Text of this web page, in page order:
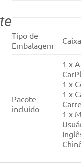
Tipo de
Embalagem
Pacote
incluído
1 x
1 x
1 x
1 x